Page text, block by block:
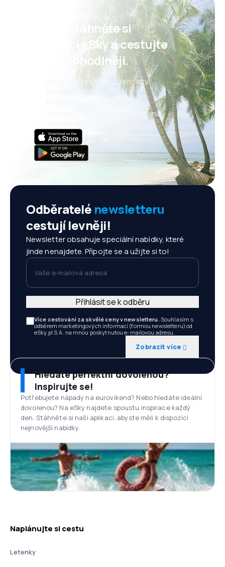
Psst! Stáhněte si
aplikaci eSky a cestujte
ještě pohodlněji.
Nové nabídky každý den: lety,
dovolené, eurovíkendy
Všechno, na čem záleží, vždy na
Odběratelé newsletteru
cestují levněji!
Newsletter obsahuje speciální nabídky, které
jinde nenajdete. Připojte se a užijte si to!
Vaše e-mailová adresa
Více cestování za skvělé ceny v newsletteru. Souhlasím s
odběrem marketingových informací (formou newsletteru) od
eSky.pl S.A. na mnou poskytnutou e-mailovou adresu.
Zobrazit více
Přihlásit se k odběru
Hledáte perfektní dovolenou?
Inspirujte se!
Potřebujete nápady na eurovíkend? Nebo hledáte ideální
dovolenou? Na eSky najdete spoustu inspirace každý
den. Stáhněte si naši aplikaci, abyste měli k dispozici
nejnovější nabídky.
Naplánujte si cestu
Letenky